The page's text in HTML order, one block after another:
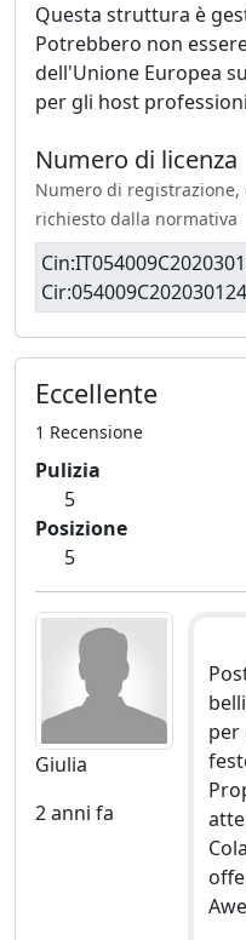
Questa struttura è
Potrebbero non
dell'Unione Europea
per gli host
Numero di licenza
Numero di registrazione,
richiesto dalla normativa
Cir:054009C202030124
Eccellente
1 Recensione
Pulizia
5
Posizione
5
Giulia
2 anni fa
per